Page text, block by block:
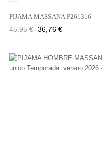
PIJAMA MASSANA P261316
Precio
45,95 € Precio
36,76 €